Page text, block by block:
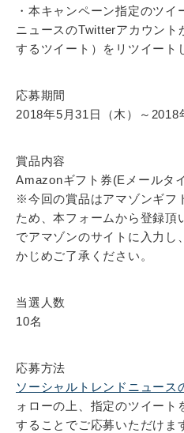
・本キャンペーン指定のツ
ニュースのTwitterアカウント
するツイート）をリツイート
応募期間
2018年5月31日（木）～
賞品内容
Amazonギフト券(Eメールタ
※今回の賞品はアマゾンギフ
ため、本フォームから登録頂
でアマゾンのサイトに入力し
かじめご了承ください。
当選人数
10名
応募方法
ソーシャルトレンドニュース
ォローの上、指定のツイート
することでご応募いただけま